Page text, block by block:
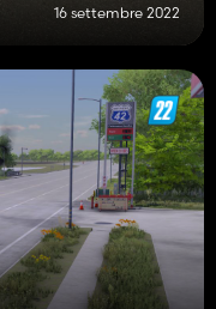
16 settembre 2022